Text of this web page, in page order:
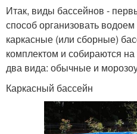
Итак, виды бассейнов -
способ организовать
каркасные (или сборные)
комплектом и собираются
два вида: обычные и
Каркасный бассейн